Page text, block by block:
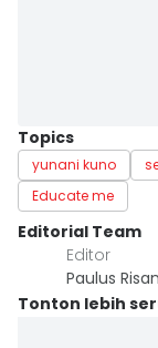
Topics
yunani kuno
Educate me
Editorial Team
Editor
Paulus
Tonton lebih